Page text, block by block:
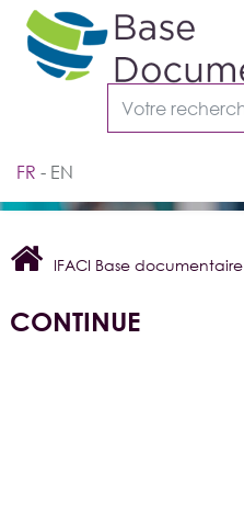
FR EN
IFACI Base documentaire
CONTINUE
Cookies management panel